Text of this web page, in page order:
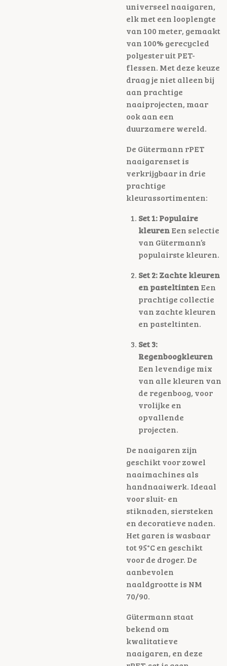
universeel naaigaren,
elk met een looplengte
van 100 meter, gemaakt
van 100% gerecycled
polyester uit PET-
flessen. Met deze keuze
draag je niet alleen bij
aan prachtige
naaiprojecten, maar
ook aan een
duurzamere wereld.
De Gütermann rPET
naaigarenset is
verkrijgbaar in drie
prachtige
kleurassortimenten:
Set 1: Populaire
kleurenEen selectie
van Gütermann’s
populairste kleuren.
Set 2: Zachte kleuren
en pasteltintenEen
prachtige collectie
van zachte kleuren
en pasteltinten.
Set 3:
Regenboogkleuren
Een levendige mix
van alle kleuren van
de regenboog, voor
vrolijke en
opvallende
projecten.
De naaigaren zijn
geschikt voor zowel
naaimachines als
handnaaiwerk. Ideaal
voor sluit- en
stiknaden, siersteken
en decoratieve naden.
Het garen is wasbaar
tot 95°C en geschikt
voor de droger. De
aanbevolen
naaldgrootte is NM
70/90.
Gütermann staat
bekend om
kwalitatieve
naaigaren, en deze